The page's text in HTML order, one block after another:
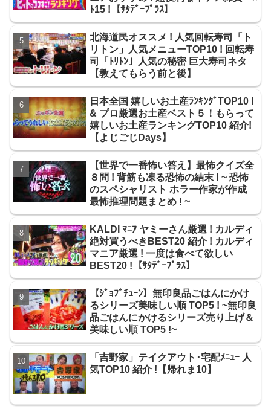
ﾄ15 !【ｻﾀﾃﾞｰﾌﾟﾗｽ】
北海道民オススメ ! 人気回転寿司「ト
リトン」人気メニューTOP10 ! 回転寿
司「ﾄﾘﾄﾝ」人気の秘密 巨大寿司ネタ
【教えてもらう前と後】
日本全国 嬉しいお土産ﾗﾝｷﾝｸﾞTOP10 !
& プロ厳選お土産ベスト５！もらって
嬉しいお土産ランキングTOP10 紹介!
【よじごじDays】
【世界で一番怖い答え】最怖クイズ全
８問 ! 背筋も凍る恐怖の結末 ! ~ 恐怖
のスペシャリスト ホラー作家が作成
最怖推理問題まとめ ! ~
KALDI ﾏﾆｱ ヤミーさん厳選 ! カルディ
絶対買うべきBEST20 紹介 ! カルディ
マニア厳選 ! 一度は食べて欲しい
BEST20 !【ｻﾀﾃﾞｰﾌﾟﾗｽ】
【ｼﾞｮﾌﾞﾁｭｰﾝ】無印良品ごはんにかけ
るシリーズ美味しい順 TOP5 ! ~無印良
品ごはんにかけるシリーズ売り上げ＆
美味しい順 TOP5 !~
「吉野家」テイクアウト･宅配ﾒﾆｭｰ 人
気TOP10 紹介 !【帰れま10】